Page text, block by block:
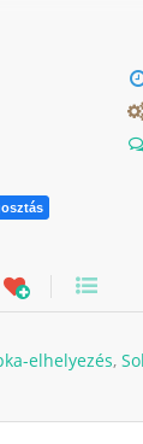
elhelyezés,